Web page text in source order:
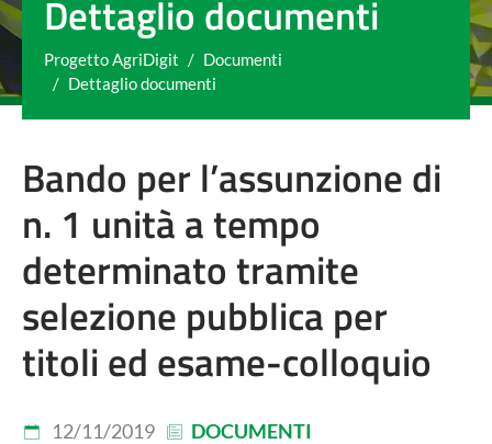
Dettaglio documenti
You are here:
Progetto AgriDigit
Documenti
Dettaglio documenti
Bando per l’assunzione di
n. 1 unità a tempo
determinato tramite
selezione pubblica per
titoli ed esame-colloquio
12/11/2019 DOCUMENTI